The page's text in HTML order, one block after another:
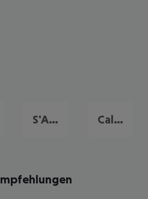
S'Algar Cala Galdana